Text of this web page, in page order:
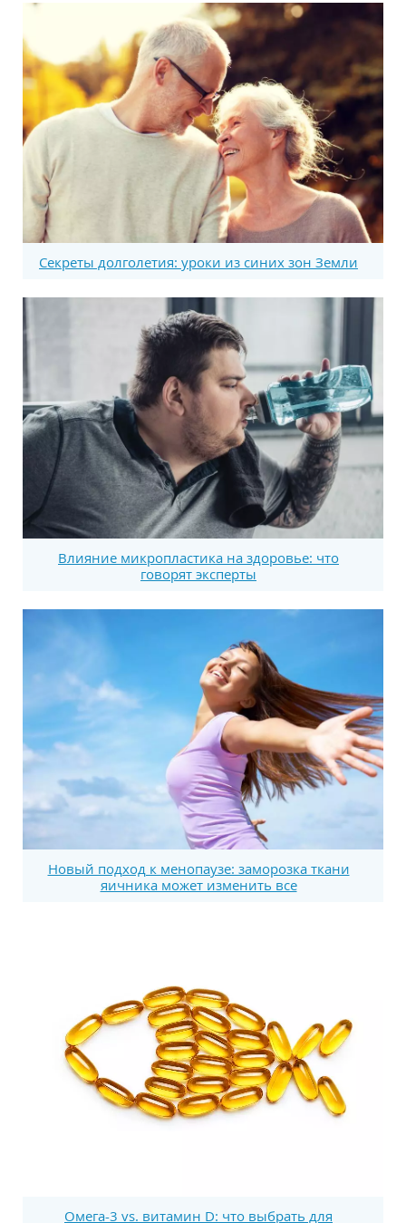
Секреты долголетия: уроки из синих зон Земли
Влияние микропластика на здоровье: что
говорят эксперты
Новый подход к менопаузе: заморозка ткани
яичника может изменить все
Омега-3 vs. витамин D: что выбрать для